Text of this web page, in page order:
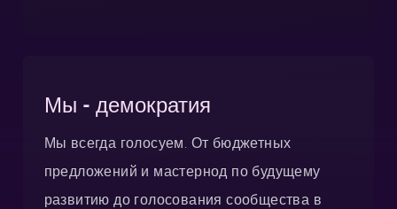
Мы - демократия
Мы всегда голосуем. От бюджетных
предложений и мастернод по будущему
развитию до голосования сообщества в